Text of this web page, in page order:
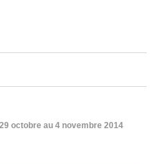
octobre au 4 novembre 2014